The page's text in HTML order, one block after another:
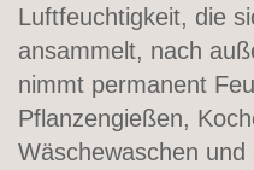
Luftfeuchtigkeit, die
ansammelt, nach
nimmt permanent
Pflanzengießen,
Wäschewaschen